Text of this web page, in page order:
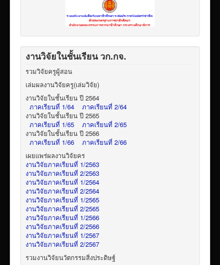
งานวิจัยในชั้นเรียน วก.กจ.
รวมวิจัยครูผู้สอน
เล่มผลงานวิจัยครู(เล่มวิจัย)
งานวิจัยในชั้นเรียน ปี 2564
ภาคเรียนที่ 1/64
ภาคเรียนที่ 2/64
งานวิจัยในชั้นเรียน ปี 2565
ภาคเรียนที่ 1/65
ภาคเรียนที่ 2/65
งานวิจัยในชั้นเรียน ปี 2566
ภาคเรียนที่ 1/66
ภาคเรียนที่ 2/66
เผยแพร่ผลงานวิจัยคร
งานวิจัยภาคเรียนที่ 1/2563
งานวิจัยภาคเรียนที่ 2/2563
งานวิจัยภาคเรียนที่ 1/2564
งานวิจัยภาคเรียนที่ 2/2564
งานวิจัยภาคเรียนที่ 1/2565
งานวิจัยภาคเรียนที่ 2/2565
งานวิจัยภาคเรียนที่ 1/2566
งานวิจัยภาคเรียนที่ 2/2566
งานวิจัยภาคเรียนที่ 1/2567
งานวิจัยภาคเรียนที่ 2/2567
รวมงานวิจัยนวัตกรรมสิ่งประดิษฐ์